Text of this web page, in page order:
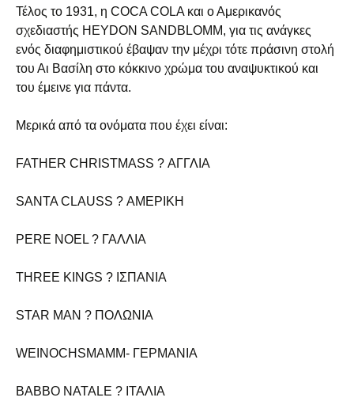
Τέλος το 1931, η COCA COLA και ο Αμερικανός
σχεδιαστής HEYDON SANDBLOMM, για τις ανάγκες
ενός διαφημιστικού έβαψαν την μέχρι τότε πράσινη στολή
του Αι Βασίλη στο κόκκινο χρώμα του αναψυκτικού και
του έμεινε για πάντα.
Μερικά από τα ονόματα που έχει είναι:
FATHER CHRISTMASS ? ΑΓΓΛΙΑ
SANTA CLAUSS ? ΑΜΕΡΙΚΗ
PERE NOEL ? ΓΑΛΛΙΑ
THREE KINGS ? ΙΣΠΑΝΙΑ
STAR MAN ? ΠΟΛΩΝΙΑ
WEINOCHSMAMM- ΓΕΡΜΑΝΙΑ
ΒΑΒΒΟ ΝΑΤΑLΕ ? ITAΛΙΑ